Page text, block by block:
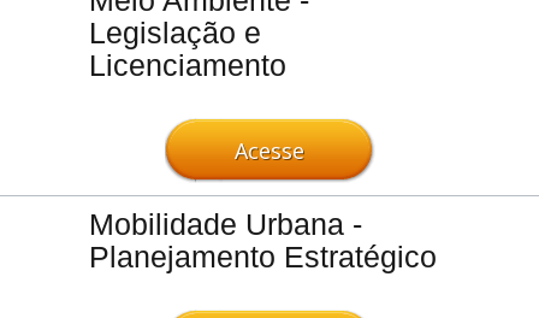
Legislação e
Licenciamento
Acesse
Mobilidade Urbana -
Planejamento Estratégico